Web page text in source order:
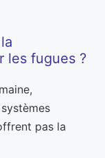
les fugues ?
pas la